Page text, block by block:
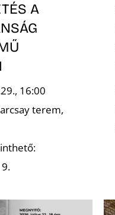
A
16:00
terem,